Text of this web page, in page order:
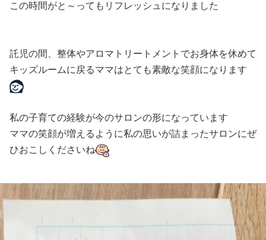
この時間がと～ってもリフレッシュになりました
託児の間、整体やアロマトリートメントでお身体を休めて
キッズルームに戻るママはとても素敵な笑顔になります
私の子育ての経験が今のサロンの形になっています
ママの笑顔が増えるように私の思いが詰まったサロンにぜ
ひおこしくださいね